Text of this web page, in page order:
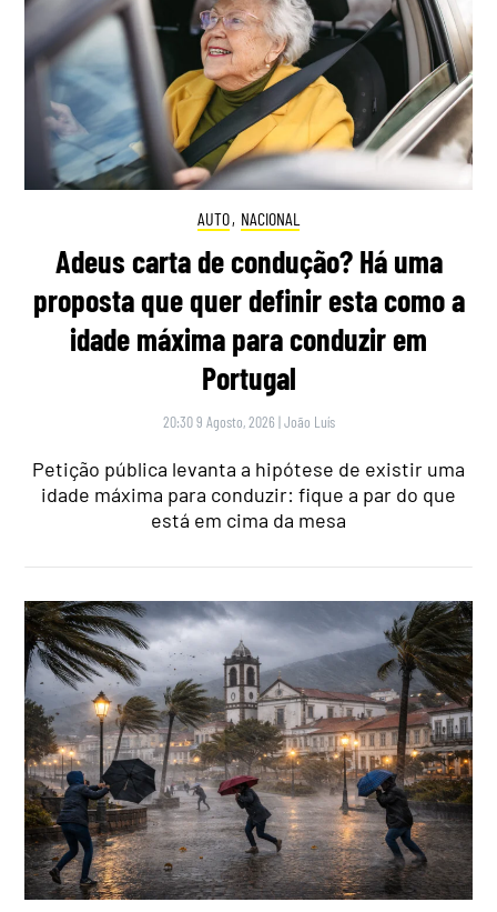
AUTO, NACIONAL
Adeus carta de condução? Há uma
proposta que quer definir esta como a
idade máxima para conduzir em
Portugal
20:30 9 Agosto, 2026 |João Luís
Petição pública levanta a hipótese de existir uma
idade máxima para conduzir: fique a par do que
está em cima da mesa